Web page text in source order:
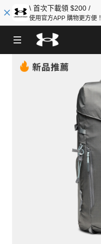
\ 首次下載領 $200 /
使用官方APP 購物更方便！